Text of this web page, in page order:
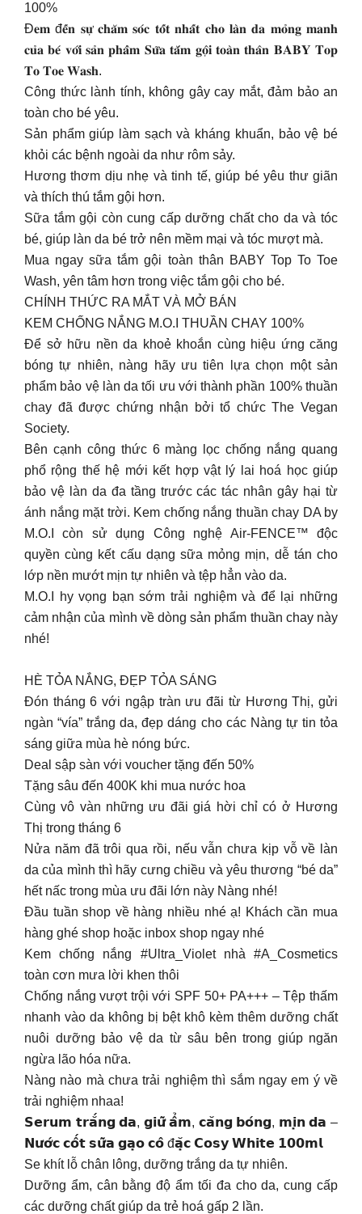
100%
Đ𝐞𝐦 đ𝐞̂́𝐧 𝐬𝐮̛̣ 𝐜𝐡𝐚̆𝐦 𝐬𝐨́𝐜 𝐭𝐨̂́𝐭 𝐧𝐡𝐚̂́𝐭 𝐜𝐡𝐨 𝐥𝐚̀𝐧 𝐝𝐚 𝐦𝐨̉𝐧𝐠 𝐦𝐚𝐧𝐡
𝐜𝐮̉𝐚 𝐛𝐞́ 𝐯𝐨̛́𝐢 𝐬𝐚̉𝐧 𝐩𝐡𝐚̂̉𝐦 𝐒𝐮̛̃𝐚 𝐭𝐚̆́𝐦 𝐠𝐨̣̂𝐢 𝐭𝐨𝐚̀𝐧 𝐭𝐡𝐚̂𝐧 𝐁𝐀𝐁𝐘 𝐓𝐨𝐩
𝐓𝐨 𝐓𝐨𝐞 𝐖𝐚𝐬𝐡.
Công thức lành tính, không gây cay mắt, đảm bảo an
toàn cho bé yêu.
Sản phẩm giúp làm sạch và kháng khuẩn, bảo vệ bé
khỏi các bệnh ngoài da như rôm sảy.
Hương thơm dịu nhẹ và tinh tế, giúp bé yêu thư giãn
và thích thú tắm gội hơn.
Sữa tắm gội còn cung cấp dưỡng chất cho da và tóc
bé, giúp làn da bé trở nên mềm mại và tóc mượt mà.
Mua ngay sữa tắm gội toàn thân BABY Top To Toe
Wash, yên tâm hơn trong việc tắm gội cho bé.
CHÍNH THỨC RA MẮT VÀ MỞ BÁN
KEM CHỐNG NẮNG M.O.I THUẦN CHAY 100%
Để sở hữu nền da khoẻ khoắn cùng hiệu ứng căng
bóng tự nhiên, nàng hãy ưu tiên lựa chọn một sản
phẩm bảo vệ làn da tối ưu với thành phần 100% thuần
chay đã được chứng nhận bởi tổ chức The Vegan
Society.
Bên cạnh công thức 6 màng lọc chống nắng quang
phổ rộng thế hệ mới kết hợp vật lý lai hoá học giúp
bảo vệ làn da đa tầng trước các tác nhân gây hại từ
ánh nắng mặt trời. Kem chống nắng thuần chay DA by
M.O.I còn sử dụng Công nghệ Air-FENCE™ độc
quyền cùng kết cấu dạng sữa mỏng mịn, dễ tán cho
lớp nền mướt mịn tự nhiên và tệp hẳn vào da.
M.O.I hy vọng bạn sớm trải nghiệm và để lại những
cảm nhận của mình về dòng sản phẩm thuần chay này
nhé!
HÈ TỎA NẮNG, ĐẸP TỎA SÁNG
Đón tháng 6 với ngập tràn ưu đãi từ Hương Thị, gửi
ngàn “vía” trắng da, đẹp dáng cho các Nàng tự tin tỏa
sáng giữa mùa hè nóng bức.
Deal sập sàn với voucher tặng đến 50%
Tặng sâu đến 400K khi mua nước hoa
Cùng vô vàn những ưu đãi giá hời chỉ có ở Hương
Thị trong tháng 6
Nửa năm đã trôi qua rồi, nếu vẫn chưa kịp vỗ về làn
da của mình thì hãy cưng chiều và yêu thương “bé da”
hết nấc trong mùa ưu đãi lớn này Nàng nhé!
Đầu tuần shop về hàng nhiều nhé ạ! Khách cần mua
hàng ghé shop hoặc inbox shop ngay nhé
Kem chống nắng #Ultra_Violet nhà #A_Cosmetics
toàn cơn mưa lời khen thôi
Chống nắng vượt trội với SPF 50+ PA+++ – Tệp thấm
nhanh vào da không bị bệt khô kèm thêm dưỡng chất
nuôi dưỡng bảo vệ da từ sâu bên trong giúp ngăn
ngừa lão hóa nữa.
Nàng nào mà chưa trải nghiệm thì sắm ngay em ý về
trải nghiệm nhaa!
𝗦𝗲𝗿𝘂𝗺 𝘁𝗿𝗮̆́𝗻𝗴 𝗱𝗮, 𝗴𝗶𝘂̛̃ 𝗮̂̉𝗺, 𝗰𝗮̆𝗻𝗴 𝗯𝗼́𝗻𝗴, 𝗺𝗶̣𝗻 𝗱𝗮 –
𝗡𝘂̛𝗼̛́𝗰 𝗰𝗼̂́𝘁 𝘀𝘂̛̃𝗮 𝗴𝗮̣𝗼 𝗰𝗼̂ đ𝗮̣̆𝗰 𝗖𝗼𝘀𝘆 𝗪𝗵𝗶𝘁𝗲 𝟭𝟬𝟬𝗺𝗹
Se khít lỗ chân lông, dưỡng trắng da tự nhiên.
Dưỡng ẩm, cân bằng độ ẩm tối đa cho da, cung cấp
các dưỡng chất giúp da trẻ hoá gấp 2 lần.